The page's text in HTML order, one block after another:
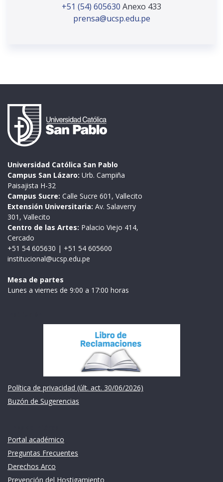
+51 (54) 605630 Anexo 433
prensa@ucsp.edu.pe
Universidad Católica San Pablo
Campus San Lázaro: Urb. Campiña
Paisajista H-32
Campus Sucre: Calle Sucre 601, Vallecito
Extensión Universitaria: Av. Salaverry
301, Vallecito
Centro de las Artes: Palacio Viejo 414,
Cercado
+51 54 605630 | +51 54 605600
institucional@ucsp.edu.pe
Mesa de partes
Lunes a viernes de 9:00 a 17:00 horas
Política de privacidad (últ. act. 30/06/2026)
Buzón de Sugerencias
Portal académico
Preguntas Frecuentes
Derechos Arco
Prevención del Hostigamiento